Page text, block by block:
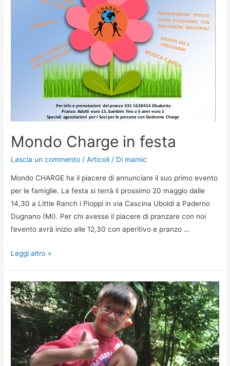
Mondo Charge in festa
Lascia un commento /Articoli / Di mamic
Mondo CHARGE ha il piacere di annunciare il suo primo evento
per le famiglie. La festa si terrà il prossimo 20 maggio dalle
14,30 a Little Ranch i Pioppi in via Cascina Uboldi a Paderno
Dugnano (MI). Per chi avesse il piacere di pranzare con noi
l’evento avrà inizio alle 12,30 con aperitivo e pranzo …
Leggi altro »